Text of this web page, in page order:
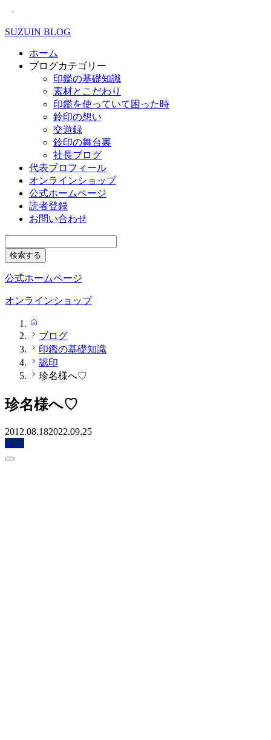
SUZUIN BLOG
ホーム
ブログカテゴリー
印鑑の基礎知識
素材とこだわり
印鑑を使っていて困った時
鈴印の想い
交遊録
鈴印の舞台裏
社長ブログ
代表プロフィール
オンラインショップ
公式ホームページ
読者登録
お問い合わせ
公式ホームページ
オンラインショップ
ブログ
印鑑の基礎知識
認印
珍名様へ♡
珍名様へ♡
2012.08.182022.09.25
認印